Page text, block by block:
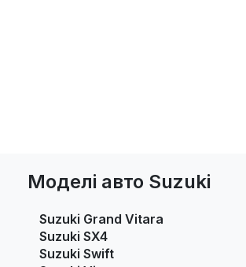
Моделі авто Suzuki
Suzuki Grand Vitara
Suzuki SX4
Suzuki Swift